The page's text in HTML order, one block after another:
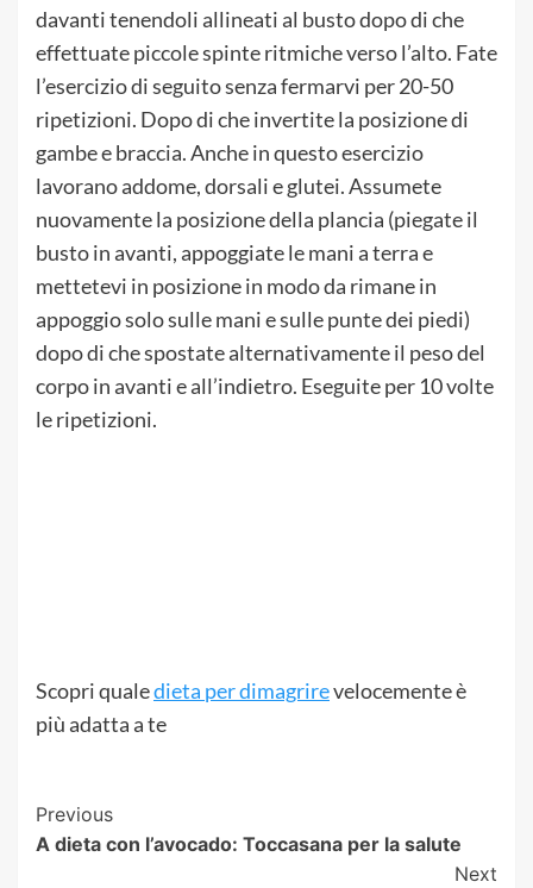
davanti tenendoli allineati al busto dopo di che
effettuate piccole spinte ritmiche verso l’alto. Fate
l’esercizio di seguito senza fermarvi per 20-50
ripetizioni. Dopo di che invertite la posizione di
gambe e braccia. Anche in questo esercizio
lavorano addome, dorsali e glutei. Assumete
nuovamente la posizione della plancia (piegate il
busto in avanti, appoggiate le mani a terra e
mettetevi in posizione in modo da rimane in
appoggio solo sulle mani e sulle punte dei piedi)
dopo di che spostate alternativamente il peso del
corpo in avanti e all’indietro. Eseguite per 10 volte
le ripetizioni.
Scopri qualedieta per dimagrirevelocemente è
più adatta a te
Post
Navigation
Previous
A dieta con l’avocado: Toccasana per la salute
Next